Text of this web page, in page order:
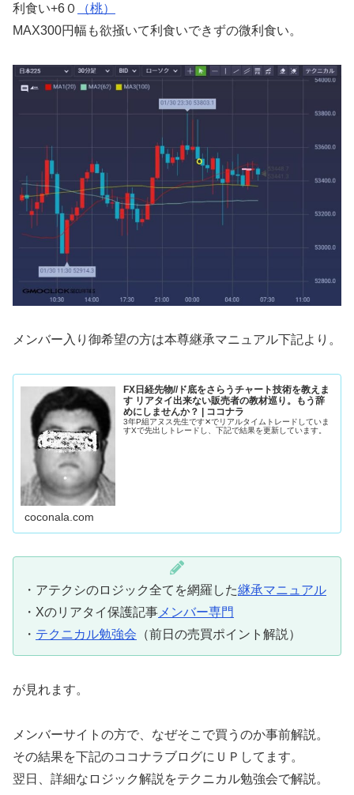
利食い+6０
（桃）
MAX300円幅も欲掻いて利食いできずの微利食い。
メンバー入り御希望の方は本尊継承マニュアル下記より。
FX日経先物//ド底をさらうチャート技術を教えま
す リアタイ出来ない販売者の教材巡り。もう辞
めにしませんか？ | ココナラ
3年P組アヌス先生です✕でリアルタイムトレードしていま
すXで先出しトレードし、下記で結果を更新しています。
coconala.com
・アテクシのロジック全てを網羅した継承マニュアル
・Xのリアタイ保護記事 メンバー専門
・ テクニカル勉強会 （前日の売買ポイント解説）
が見れます。
メンバーサイトの方で、なぜそこで買うのか事前解説。
その結果を下記のココナラブログにＵＰしてます。
翌日、詳細なロジック解説をテクニカル勉強会で解説。